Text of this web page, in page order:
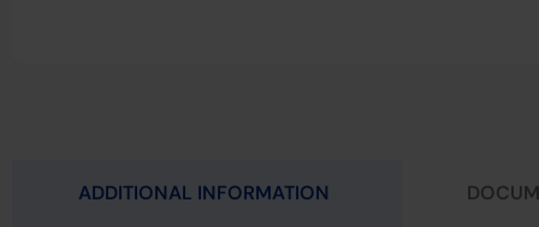
ADDITIONAL INFORMATION